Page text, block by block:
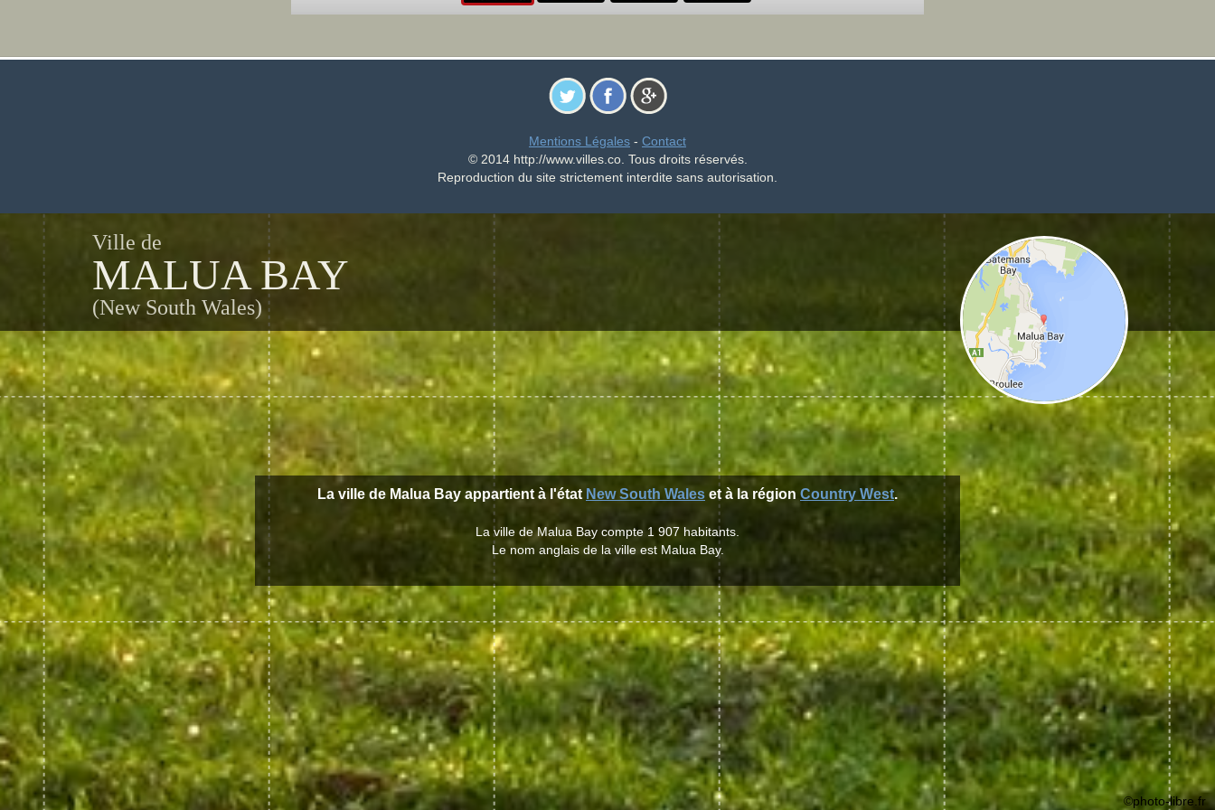
Mentions Légales - Contact
© 2014 http://www.villes.co. Tous droits réservés.
Reproduction du site strictement interdite sans autorisation.
Ville de
MALUA BAY
(New South Wales)
La ville de Malua Bay appartient à l'état New South Wales et à la région Country West.
La ville de Malua Bay compte 1 907 habitants.
Le nom anglais de la ville est Malua Bay.
©photo-libre.fr